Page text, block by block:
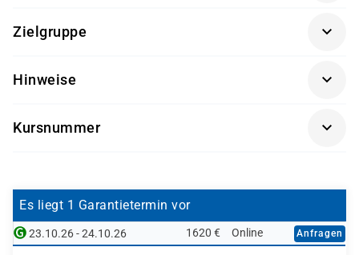
Accounting sowie im Management Accounting sind
Zielgruppe
Fachkräfte aus Rechnungswesen und Controlling
Verantwortliche für Reporting und Auswertungen
Hinweise
Kursnummer
Es liegt 1 Garantietermin vor
23.10.26 - 24.10.26 1620 € Online Anfragen